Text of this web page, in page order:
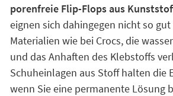
porenfreie Flip-Flops aus
eignen sich dahingegen nicht so
Materialien wie bei Crocs, die
und das Anhaften des Klebstoffs
Schuheinlagen aus Stoff halten die
wenn Sie eine permanente Lösung